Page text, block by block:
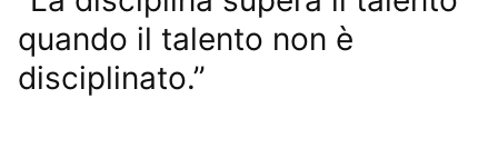
quando il talento non è
disciplinato.”